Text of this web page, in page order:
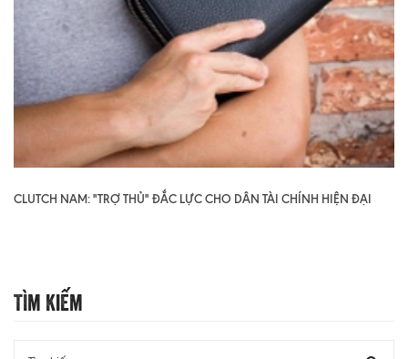
CLUTCH NAM: "TRỢ THỦ" ĐẮC LỰC CHO DÂN TÀI CHÍNH HIỆN ĐẠI
Tìm Kiếm